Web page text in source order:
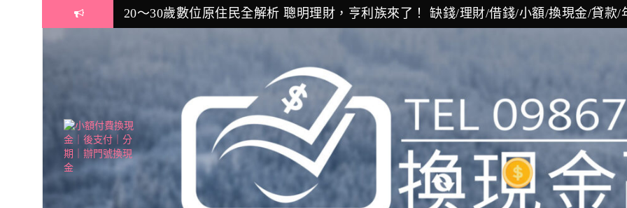
窮人存錢消費，富人賺錢投資！一張圖看出金錢觀大不同 缺錢/換現金/辦門號/汽車貸款/
時間就是金錢！早20年投資，60歲的財富將是別人的10倍！？ 投資/財經/貸款/金融/小
20～30歲數位原住民全解析 聰明理財，亨利族來了！ 缺錢/理財/借錢/小額/換現金/貸款/